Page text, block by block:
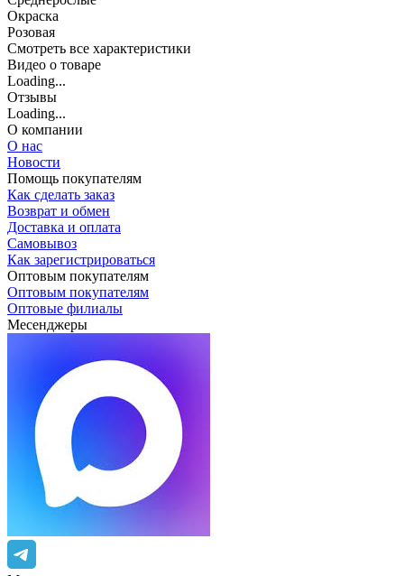
Окраска
Розовая
Cмотреть все характеристики
Видео о товаре
Loading...
Отзывы
Loading...
О компании
О нас
Новости
Помощь покупателям
Как сделать заказ
Возврат и обмен
Доставка и оплата
Самовывоз
Как зарегистрироваться
Оптовым покупателям
Оптовым покупателям
Оптовые филиалы
Месенджеры